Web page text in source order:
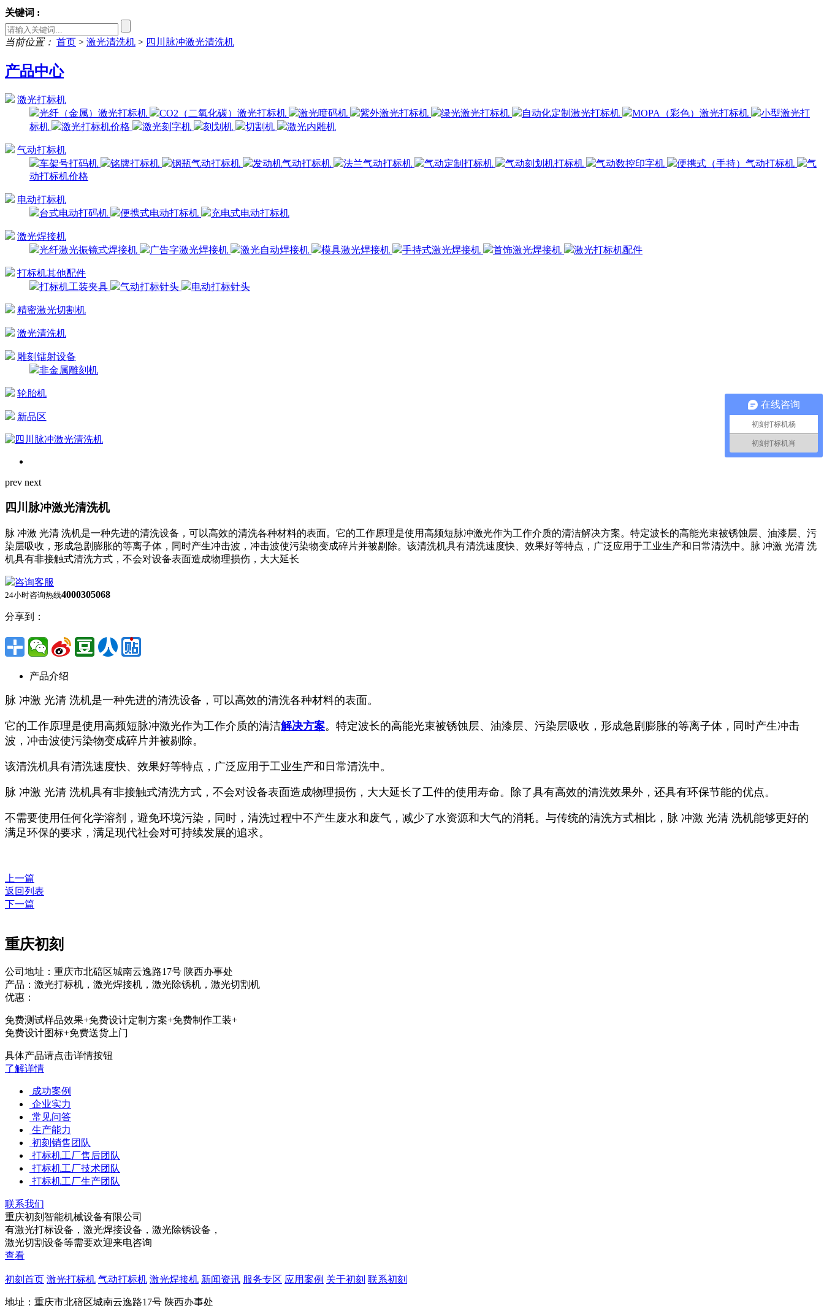
关键词 :
当前位置： 首页 > 激光清洗机 > 四川脉冲激光清洗机
产品中心
激光打标机
光纤（金属）激光打标机
CO2（二氧化碳）激光打标机 激光喷码机 紫外激光打标机 绿光激光打标机 自动化定制激光打标机 MOPA（彩色）激光打标机
小型激光打
标机
激光打标机价格 激光刻字机 刻划机 切割机 激光内雕机
气动打标机
车架号打码机
铭牌打标机 钢瓶气动打标机 发动机气动打标机 法兰气动打标机 气动定制打标机 气动刻划机打标机 气动数控印字机 便携式（手持）气动打标机
气
动打标机价格
电动打标机
台式电动打码机
便携式电动打标机 充电式电动打标机
激光焊接机
光纤激光振镜式焊接机
广告字激光焊接机 激光自动焊接机 模具激光焊接机 手持式激光焊接机 首饰激光焊接机 激光打标机配件
打标机其他配件
打标机工装夹具
气动打标针头 电动打标针头
精密激光切割机
激光清洗机
雕刻镭射设备
非金属雕刻机
轮胎机
新品区
prev next
四川脉冲激光清洗机
脉 冲激 光清 洗机是一种先进的清洗设备，可以高效的清洗各种材料的表面。它的工作原理是使用高频短脉冲激光作为工作介质的清洁解决方案。特定波长的高能光束被锈蚀层、油漆层、污
染层吸收，形成急剧膨胀的等离子体，同时产生冲击波，冲击波使污染物变成碎片并被剔除。该清洗机具有清洗速度快、效果好等特点，广泛应用于工业生产和日常清洗中。脉 冲激 光清 洗
机具有非接触式清洗方式，不会对设备表面造成物理损伤，大大延长
咨询客服
24小时咨询热线4000305068
分享到：
产品介绍
脉 冲激 光清 洗机是一种先进的清洗设备，可以高效的清洗各种材料的表面。
它的工作原理是使用高频短脉冲激光作为工作介质的清洁解决方案。特定波长的高能光束被锈蚀层、油漆层、污染层吸收，形成急剧膨胀的等离子体，同时产生冲击
波，冲击波使污染物变成碎片并被剔除。
该清洗机具有清洗速度快、效果好等特点，广泛应用于工业生产和日常清洗中。
脉 冲激 光清 洗机具有非接触式清洗方式，不会对设备表面造成物理损伤，大大延长了工件的使用寿命。除了具有高效的清洗效果外，还具有环保节能的优点。
不需要使用任何化学溶剂，避免环境污染，同时，清洗过程中不产生废水和废气，减少了水资源和大气的消耗。与传统的清洗方式相比，脉 冲激 光清 洗机能够更好的
满足环保的要求，满足现代社会对可持续发展的追求。
上一篇
返回列表
下一篇
重庆初刻
公司地址：重庆市北碚区城南云逸路17号 陕西办事处
产品：激光打标机，激光焊接机，激光除锈机，激光切割机
优惠：
免费测试样品效果+免费设计定制方案+免费制作工装+
免费设计图标+免费送货上门
具体产品请点击详情按钮
了解详情
成功案例
企业实力
常见问答
生产能力
初刻销售团队
打标机工厂售后团队
打标机工厂技术团队
打标机工厂生产团队
联系我们
重庆初刻智能机械设备有限公司
有激光打标设备，激光焊接设备，激光除锈设备，
激光切割设备等需要欢迎来电咨询
查看
初刻首页 激光打标机 气动打标机 激光焊接机 新闻资讯 服务专区 应用案例 关于初刻 联系初刻
地址：重庆市北碚区城南云逸路17号 陕西办事处
在线咨询
初刻打标机杨
初刻打标机肖